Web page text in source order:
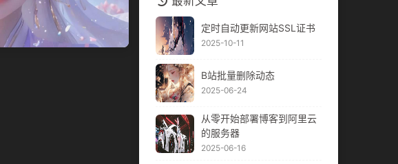
定时自动更新网站SSL证书
2025-10-11
B站批量删除动态
2025-06-24
从零开始部署博客到阿里云
的服务器
2025-06-16